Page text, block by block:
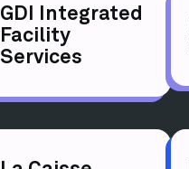
GDI Integrated
Facility
Services